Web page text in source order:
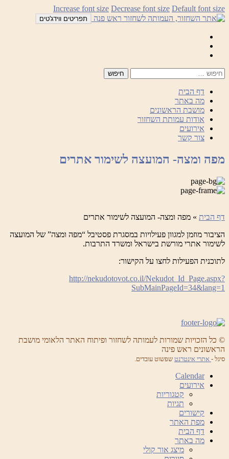
לדלג
לתוכן
Increase font size Decrease font size Default font size
תפריטים ווידג'טים
דף הבית
מה באתר
מושבת הראשונים
אודות עמותת השחזור
אירועים
צור קשר
מפה ומצה- המועצה לשימור אתרים
דף הבית » מפה ומצה- המועצה לשימור אתרים
הציבור מוזמן למגוון פעילויות במסגרת פסטיבל “מפה ומצה” של המועצה
לשימור אתרי מורשת בישראל ומשרד התרבות.
לתוכנית הפעילות לחצו על הקישור:
http://nekudotovot.co.il/Nekudot_Id_Page.aspx?
SubMainPageId=34&lang=1
© כל הזכויות שמורות לעמותה לשחזור ופיתוח האתר הלאומי מושבת
הראשונים ראש פינה
סיגל - אתרי אינטרנט שפשוט עובדים.
Calendar
אירועים
קטגוריות
תגיות
קישורים
מפת האתר
דף הבית
מה באתר
מיצג אור קולי